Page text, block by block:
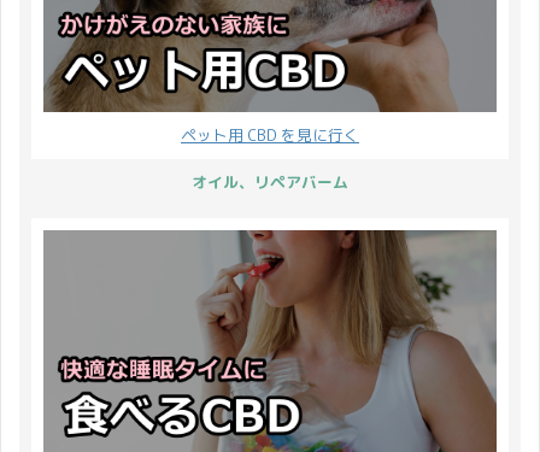
ペット用 CBD を見に行く
オイル、リペアバーム